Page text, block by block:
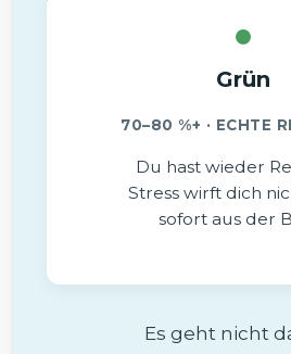
Grün
70–80 %+ · ECHTE
Du hast wieder
Stress wirft dich
sofort aus der
Es geht nicht